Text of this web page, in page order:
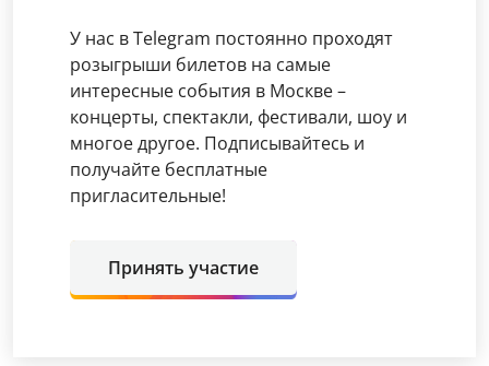
У нас в Telegram постоянно проходят
розыгрыши билетов на самые
интересные события в Москве –
концерты, спектакли, фестивали, шоу и
многое другое. Подписывайтесь и
получайте бесплатные
пригласительные!
Принять участие